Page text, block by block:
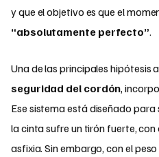
y que el objetivo es que el
“absolutamente perfecto”.
Una de las principales hipótesis
seguridad del cordón,
Ese sistema está diseñado
la cinta sufre un tirón fuerte, con
asfixia. Sin embargo, con el